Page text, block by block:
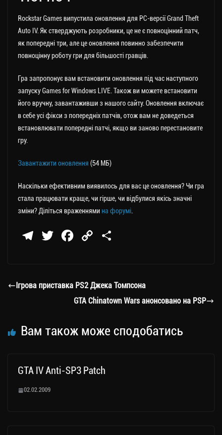
Rockstar Games випустила оновлення для PC-версії Grand Theft
Auto IV. Як стверджують розробники, це не є повноцінний патч,
як попередні три, але це оновлення повинно забезпечити
повноцінну роботу гри для більшості гравців.
Гра запропонує вам встановити оновлення під час наступного
запуску Games for Windows LIVE. Також ви можете встановити
його вручну, завантаживши з нашого сайту. Оновлення включає
в себе усі фікси з попередніх патчів, отож вам не доведеться
встановлювати попередні патчі, якщо ви заново перестановите
гру.
Завантажити оновлення (54 МБ)
Наскільки ефективним виявилось для вас це оновлення? Чи гра
стала працювати краще, чи гірше, чи відбулися якісь значні
зміни? Діліться враженнями на форумі
Te
a
T
er
Fa
ok
C
Li
nk
ли
ти
Ігрова приставка PS2 Джека Томпсона
GTA Chinatown Wars анонсовано на PSP
Вам також може сподобатись
GTA IV Anti-SP3 Patch
02.02.2009